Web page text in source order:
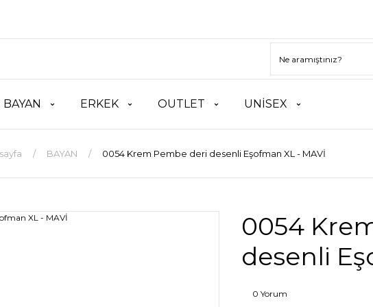
BAYAN ERKEK OUTLET UNİSEX
BAYAN 0054 Krem Pembe deri desenli Eşofman XL - MAVİ
0054
desenli
0 Yorum